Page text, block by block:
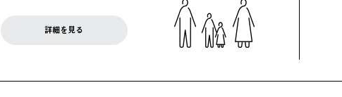
詳細を見る